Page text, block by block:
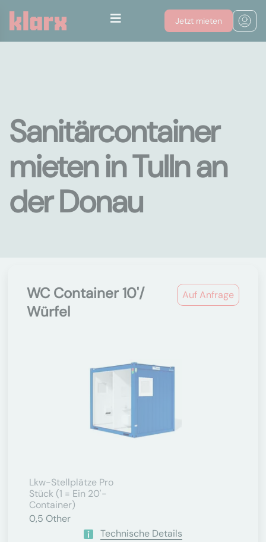
Jetzt mieten
Sanitärcontainer
mieten in Tulln an
der Donau
Auf Anfrage
WC Container 10'/
Würfel
Lkw-Stellplätze Pro
Stück (1 = Ein 20'-
Container)
0,5 Other
Technische Details